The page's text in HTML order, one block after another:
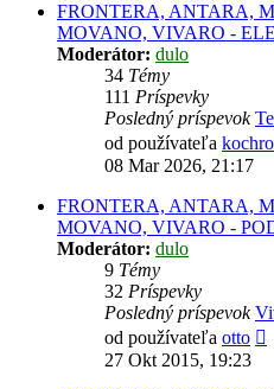
FRONTERA, ANTARA,
MOVANO, VIVARO -
Moderátor: dulo
34 Témy
111 Príspevky
Posledný príspevok
od používateľa
08 Mar 2026, 21:17
FRONTERA, ANTARA,
MOVANO, VIVARO -
Moderátor: dulo
9 Témy
32 Príspevky
Posledný príspevok
od používateľa otto
27 Okt 2015, 19:23